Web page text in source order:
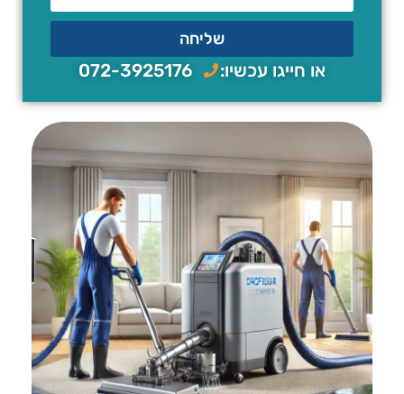
שליחה
או חייגו עכשיו: 072-3925176